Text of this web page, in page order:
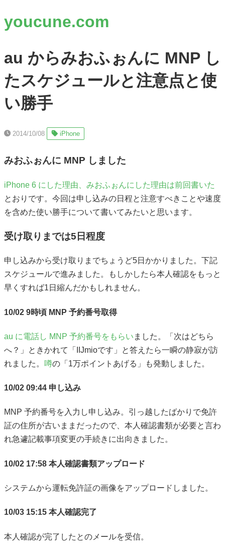
youcune.com
au からみおふぉんに MNP し
たスケジュールと注意点と使
い勝手
2014/10/08 iPhone
みおふぉんに MNP しました
iPhone 6 にした理由、みおふぉんにした理由は前回書いた
とおりです。今回は申し込みの日程と注意すべきことや速度
を含めた使い勝手について書いてみたいと思います。
受け取りまでは5日程度
申し込みから受け取りまでちょうど5日かかりました。下記
スケジュールで進みました。もしかしたら本人確認をもっと
早くすれば1日縮んだかもしれません。
10/02 9時頃 MNP 予約番号取得
au に電話し MNP 予約番号をもらい ました。「次はどちら
へ？」ときかれて「IIJmioです」と答えたら一瞬の静寂が訪
れました。 噂の「1万ポイントあげる」も発動しました。
10/02 09:44 申し込み
MNP 予約番号を入力し申し込み。引っ越したばかりで免許
証の住所が古いままだったので、本人確認書類が必要と言わ
れ急遽記載事項変更の手続きに出向きました。
10/02 17:58 本人確認書類アップロード
システムから運転免許証の画像をアップロードしました。
10/03 15:15 本人確認完了
本人確認が完了したとのメールを受信。